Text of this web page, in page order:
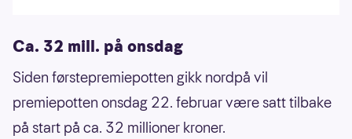
Ca. 32 mill. på onsdag
Siden førstepremiepotten gikk nordpå vil
premiepotten onsdag 22. februar være satt tilbake
på start på ca. 32 millioner kroner.